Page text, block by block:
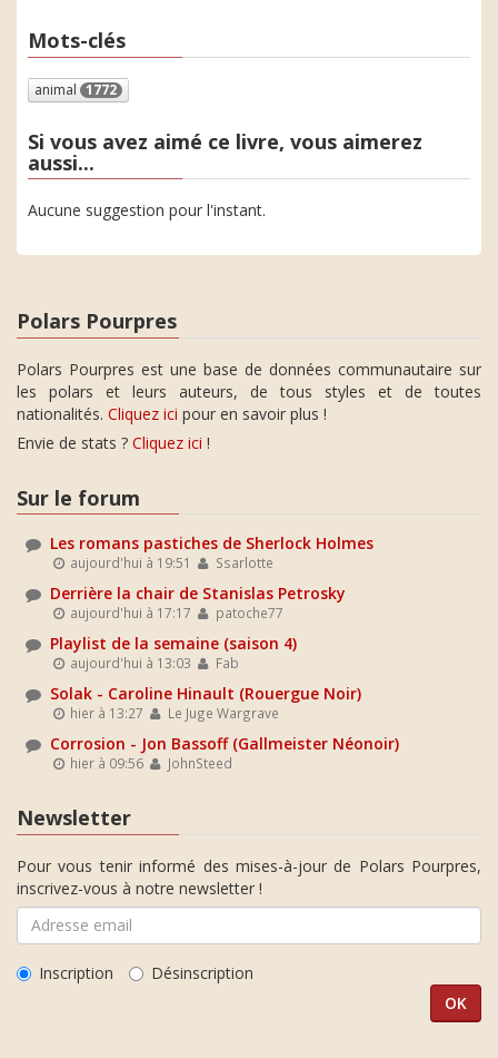
Mots-clés
animal 1772
Si vous avez aimé ce livre, vous aimerez
aussi...
Aucune suggestion pour l'instant.
Polars Pourpres
Polars Pourpres est une base de données communautaire sur
les polars et leurs auteurs, de tous styles et de toutes
nationalités. Cliquez ici pour en savoir plus !
Envie de stats ? Cliquez ici !
Sur le forum
Les romans pastiches de Sherlock Holmes
aujourd'hui à 19:51 Ssarlotte
Derrière la chair de Stanislas Petrosky
aujourd'hui à 17:17 patoche77
Playlist de la semaine (saison 4)
aujourd'hui à 13:03 Fab
Solak - Caroline Hinault (Rouergue Noir)
hier à 13:27 Le Juge Wargrave
Corrosion - Jon Bassoff (Gallmeister Néonoir)
hier à 09:56 JohnSteed
Newsletter
Pour vous tenir informé des mises-à-jour de Polars Pourpres,
inscrivez-vous à notre newsletter !
Inscription Désinscription